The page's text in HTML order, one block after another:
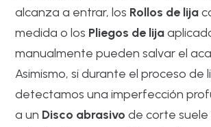
alcanza a entrar, los Rollos de lija
medida o los Pliegos de lija
manualmente pueden salvar el
Asimismo, si durante el proceso de
detectamos una imperfección
a un Disco abrasivo de corte suele